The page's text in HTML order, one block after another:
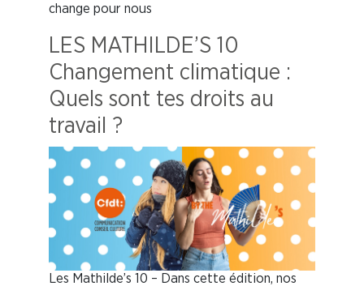
change pour nous
LES MATHILDE’S 10
Changement climatique :
Quels sont tes droits au
travail ?
Les Mathilde’s 10 – Dans cette édition, nos